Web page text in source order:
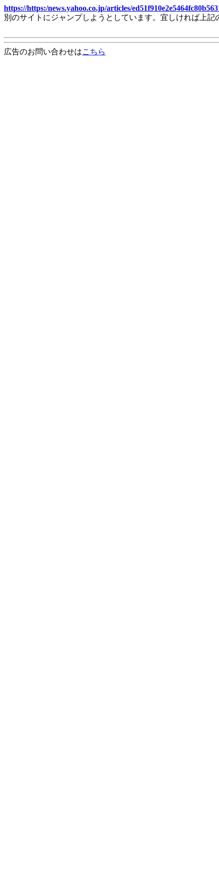
https://https:/news.yahoo.co.jp/articles/
別のサイトにジャンプしようとしています。宜しければ上
広告のお問い合わせはこちら